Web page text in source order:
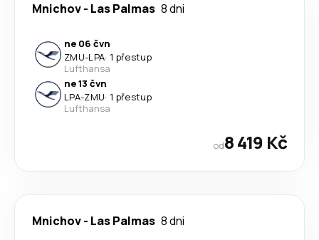
Mnichov- Las Palmas 8 dni
ne 06 čvn
ZMU-LPA· 1 přestup
Lufthansa
ne 13 čvn
LPA-ZMU· 1 přestup
Lufthansa
od8 419 Kč
Mnichov- Las Palmas 8 dni